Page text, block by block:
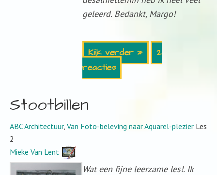
geleerd. Bedankt, Margo!
Kijk verder »
2
reacties
Stootbillen
ABC Architectuur, Van Foto-beleving naar Aquarel-plezier Les
2
Mieke Van Lent
Wat een fijne leerzame les!. Ik